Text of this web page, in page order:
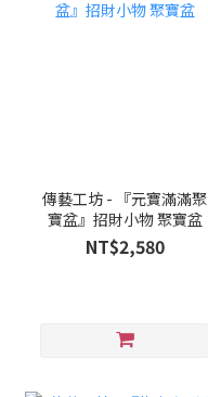
傳藝工坊 - 『元寶滿滿聚
寶盆』招財小物 聚寶盆
NT$2,580